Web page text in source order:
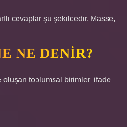
cevaplar şu şekildedir. Masse,
NE DENIR?
toplumsal birimleri ifade